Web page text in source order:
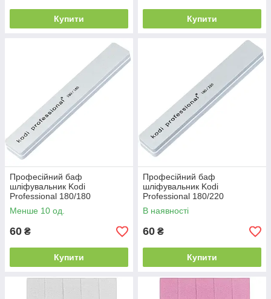
Купити Купити
Професійний баф
шліфувальник Kodi
Professional 180/180
прямокутний довгий, сірий
Менше 10 од.
60 ₴
Купити
Професійний баф
шліфувальник Kodi
Professional 180/220
прямокутний довгий, сірий
В наявності
60 ₴
Купити